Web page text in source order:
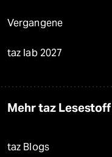
Vergangene
taz lab 2027
Mehr taz Lesestoff
taz Blogs